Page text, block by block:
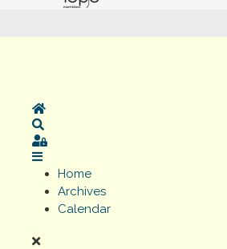
Home
Sign In
Home
Archives
Calendar